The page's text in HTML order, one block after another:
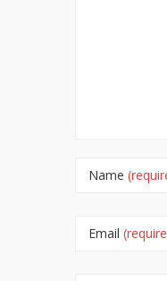
Name
Email